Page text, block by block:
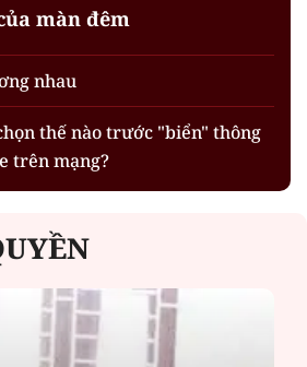
màn đêm
nhau
thế nào trước "biển" thông
trên mạng?